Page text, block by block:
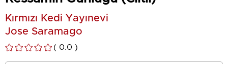
Kırmızı Kedi Yayınevi
Jose Saramago
0.0